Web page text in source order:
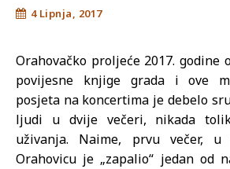
4 Lipnja, 2017
Orahovačko proljeće 2017. godine
povijesne knjige grada i ove
posjeta na koncertima je debelo
ljudi u dvije večeri, nikada
uživanja. Naime, prvu večer,
Orahovicu je „zapalio“ jedan od